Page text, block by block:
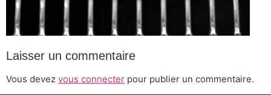
Laisser un commentaire
Vous devez vous connecter pour publier un commentaire.